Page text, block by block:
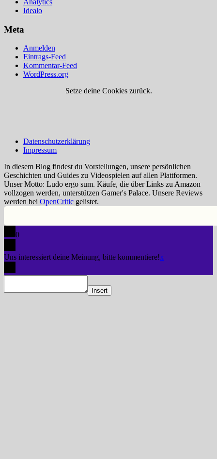
Idealo
Meta
Anmelden
Eintrags-Feed
Kommentar-Feed
WordPress.org
Setze deine Cookies zurück.
Datenschutzerklärung
Impressum
In diesem Blog findest du Vorstellungen, unsere persönlichen
Geschichten und Guides zu Videospielen auf allen Plattformen.
Unser Motto: Ludo ergo sum. Käufe, die über Links zu Amazon
vollzogen werden, unterstützen Gamer's Palace. Unsere Reviews
werden bei OpenCritic gelistet.
0
Uns interessiert deine Meinung, bitte kommentiere!x
Insert